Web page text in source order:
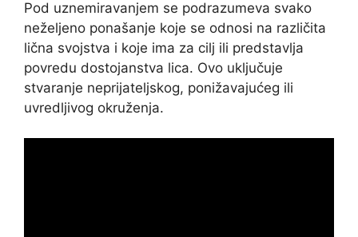
Pod uznemiravanjem se podrazumeva svako
neželjeno ponašanje koje se odnosi na različita
lična svojstva i koje ima za cilj ili predstavlja
povredu dostojanstva lica. Ovo uključuje
stvaranje neprijateljskog, ponižavajućeg ili
uvredljivog okruženja.